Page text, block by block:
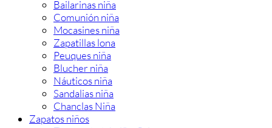
Bailarinas niña
Comunión niña
Mocasines niña
Zapatillas lona
Peuques niña
Blucher niña
Náuticos niña
Sandalias niña
Chanclas Niña
Zapatos niños